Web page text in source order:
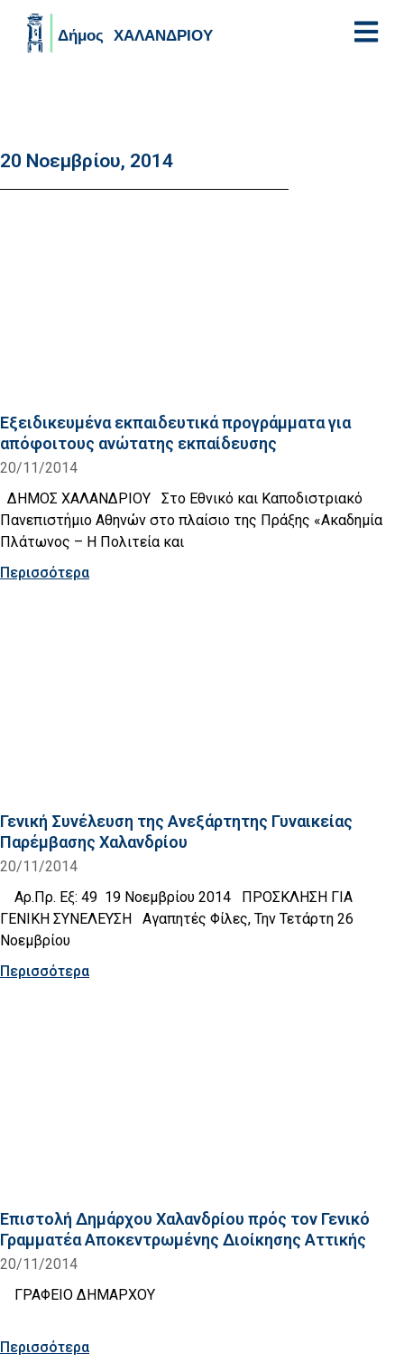
20 Νοεμβρίου, 2014
Εξειδικευμένα εκπαιδευτικά προγράμματα για
απόφοιτους ανώτατης εκπαίδευσης
20/11/2014
ΔΗΜΟΣ ΧΑΛΑΝΔΡΙΟΥ Στο Εθνικό και Καποδιστριακό
Πανεπιστήμιο Αθηνών στο πλαίσιο της Πράξης «Ακαδημία
Πλάτωνος – Η Πολιτεία και
Περισσότερα
Γενική Συνέλευση της Ανεξάρτητης Γυναικείας
Παρέμβασης Χαλανδρίου
20/11/2014
Αρ.Πρ. Εξ: 49 19 Νοεμβρίου 2014 ΠΡΟΣΚΛΗΣΗ ΓΙΑ
ΓΕΝΙΚΗ ΣΥΝΕΛΕΥΣΗ Αγαπητές Φίλες, Την Τετάρτη 26
Νοεμβρίου
Περισσότερα
Επιστολή Δημάρχου Χαλανδρίου πρός τον Γενικό
Γραμματέα Αποκεντρωμένης Διοίκησης Αττικής
20/11/2014
ΓΡΑΦΕΙΟ ΔΗΜΑΡΧΟΥ
Περισσότερα